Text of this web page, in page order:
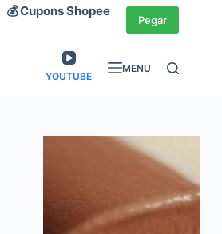
💰 Cupons Shopee
Pegar
YOUTUBE
MENU